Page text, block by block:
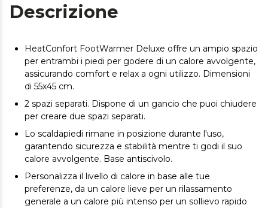
Descrizione
HeatConfort FootWarmer Deluxe offre un ampio spazio
per entrambi i piedi per godere di un calore avvolgente,
assicurando comfort e relax a ogni utilizzo. Dimensioni
di 55x45 cm.
2 spazi separati. Dispone di un gancio che puoi chiudere
per creare due spazi separati.
Lo scaldapiedi rimane in posizione durante l'uso,
garantendo sicurezza e stabilità mentre ti godi il suo
calore avvolgente. Base antiscivolo.
Personalizza il livello di calore in base alle tue
preferenze, da un calore lieve per un rilassamento
generale a un calore più intenso per un sollievo rapido